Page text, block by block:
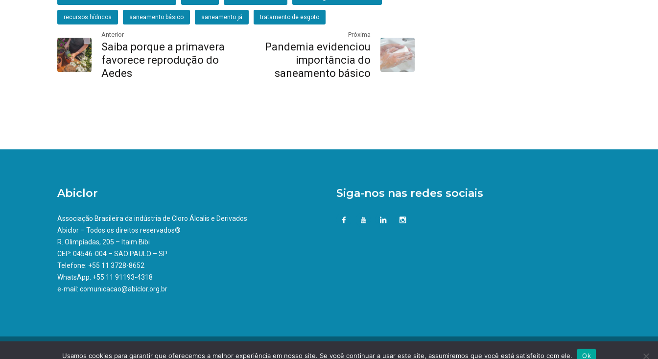
recursos hídricos saneamento básico saneamento já tratamento de esgoto
Anterior
Saiba porque a primavera
favorece reprodução do
Aedes
Próxima
Pandemia evidenciou
importância do
saneamento básico
Abiclor
Associação Brasileira da indústria de Cloro Álcalis e Derivados
Abiclor – Todos os direitos reservados®
R. Olimpíadas, 205 – Itaim Bibi
CEP: 04546-004 – SÃO PAULO – SP
Telefone: +55 11 3728-8652
WhatsApp: +55 11 91193-4318
e-mail: comunicacao@abiclor.org.br
Siga-nos nas redes sociais
Usamos cookies para garantir que oferecemos a melhor experiência em nosso site. Se você continuar a usar este site, assumiremos que você está satisfeito com ele. Ok